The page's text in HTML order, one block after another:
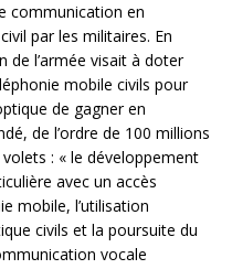
communication en
par les militaires. En
l’armée visait à doter
mobile civils pour
de gagner en
de l’ordre de 100 millions
: « le développement
avec un accès
mobile, l’utilisation
civils et la poursuite du
vocale